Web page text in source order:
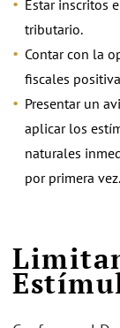
Estar inscritos
tributario.
Contar con la
fiscales
Presentar un
aplicar los
naturales
por primera vez.